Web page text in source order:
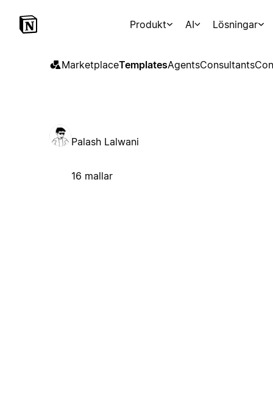
Produkt AI Lösningar
MarketplaceTemplatesAgentsConsultants
Palash Lalwani
16 mallar